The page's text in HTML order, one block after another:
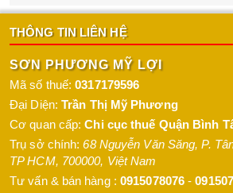
THÔNG TIN LIÊN HỆ
SƠN PHƯƠNG MỸ LỢI
Mã số thuế:0317179596
Đại Diện: Trần Thị Mỹ Phương
Cơ quan cấp:Chi cục thuế Quận Bình
Trụ sở chính:68 Nguyễn Văn Săng, P.
TP HCM, 700000, Việt Nam
Tư vấn & bán hàng : 0915078076 -